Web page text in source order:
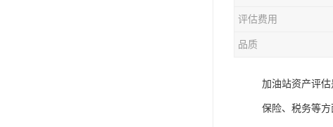
评估费用
品质
加油站资产评
保险、税务等方